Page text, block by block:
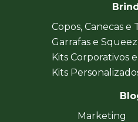
Copos, Canecas e
Garrafas e
Kits Corporativos
Kits
Marketing